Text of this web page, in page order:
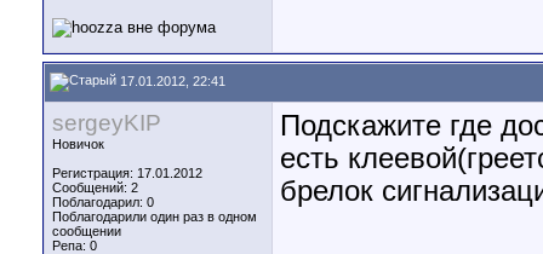
17.01.2012, 22:41
sergeyKIP
Новичок
Регистрация: 17.01.2012
Сообщений: 2
Поблагодарил: 0
Поблагодарили один раз в одном
сообщении
Репа: 0
Подскажите где
есть
брелок